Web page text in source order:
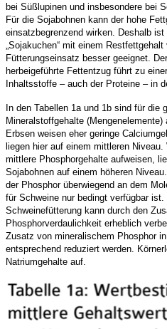
bei Süßlupinen und insbesondere bei
Für die Sojabohnen kann der hohe
einsatzbegrenzend wirken. Deshalb
„Sojakuchen“ mit einem
Fütterungseinsatz besser geeignet.
herbeigeführte Fettentzug führt zu
Inhaltsstoffe – auch der Proteine – in
In den Tabellen 1a und 1b sind für
Mineralstoffgehalte
Erbsen weisen eher geringe
liegen hier auf einem mittleren
mittlere Phosphorgehalte aufweisen,
Sojabohnen auf einem höheren
der Phosphor überwiegend an dem
für Schweine nur bedingt verfügbar
Schweinefütterung kann durch den
Phosphorverdaulichkeit erheblich
Zusatz von mineralischem Phosphor
entsprechend reduziert werden.
Natriumgehalte auf.